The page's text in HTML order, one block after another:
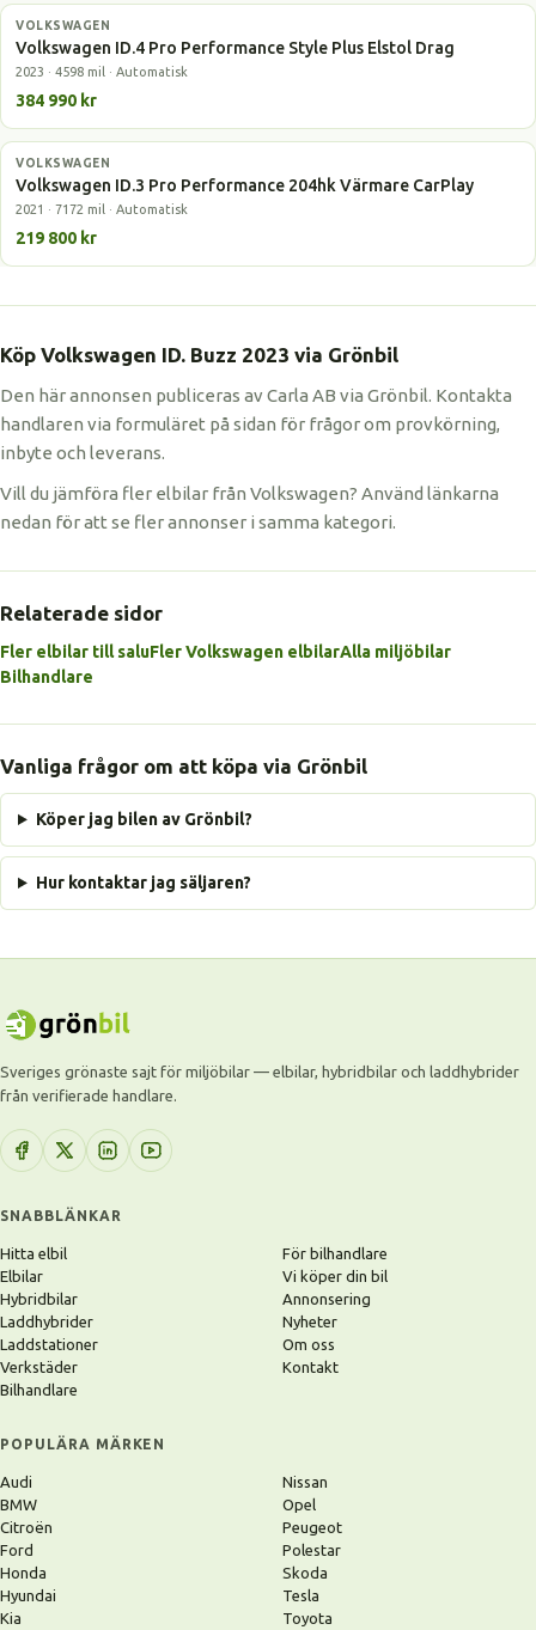
Elbil
VOLKSWAGEN
Volkswagen ID.4 Pro Performance Style Plus Elstol Drag
2023 · 4598 mil · Automatisk
384 990 kr
Elbil
VOLKSWAGEN
Volkswagen ID.3 Pro Performance 204hk Värmare CarPlay
2021 · 7172 mil · Automatisk
219 800 kr
Köp Volkswagen ID. Buzz 2023 via Grönbil
Den här annonsen publiceras av Carla AB via Grönbil. Kontakta
handlaren via formuläret på sidan för frågor om provkörning,
inbyte och leverans.
Vill du jämföra fler elbilar från Volkswagen? Använd länkarna
nedan för att se fler annonser i samma kategori.
Relaterade sidor
Fler elbilar till saluFler Volkswagen elbilarAlla miljöbilar
Bilhandlare
Vanliga frågor om att köpa via Grönbil
Köper jag bilen av Grönbil?
Hur kontaktar jag säljaren?
Sveriges grönaste sajt för miljöbilar — elbilar, hybridbilar och laddhybrider
från verifierade handlare.
SNABBLÄNKAR
Hitta elbil
Elbilar
Hybridbilar
Laddhybrider
Laddstationer
Verkstäder
Bilhandlare
För bilhandlare
Vi köper din bil
Annonsering
Nyheter
Om oss
Kontakt
POPULÄRA MÄRKEN
Audi
BMW
Citroën
Ford
Honda
Hyundai
Kia
Nissan
Opel
Peugeot
Polestar
Skoda
Tesla
Toyota